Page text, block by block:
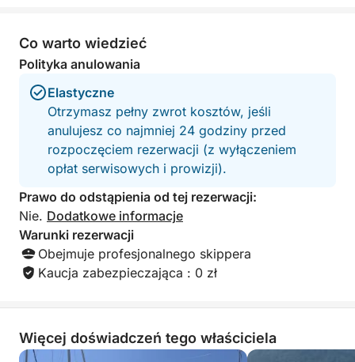
relaksujący sposób.
Co warto wiedzieć
Polityka anulowania
Elastyczne
Otrzymasz pełny zwrot kosztów, jeśli
anulujesz co najmniej 24 godziny przed
rozpoczęciem rezerwacji (z wyłączeniem
opłat serwisowych i prowizji).
Prawo do odstąpienia od tej rezerwacji:
Nie. Dodatkowe informacje
Warunki rezerwacji
Obejmuje profesjonalnego skippera
Kaucja zabezpieczająca : 0 zł
Więcej doświadczeń tego właściciela